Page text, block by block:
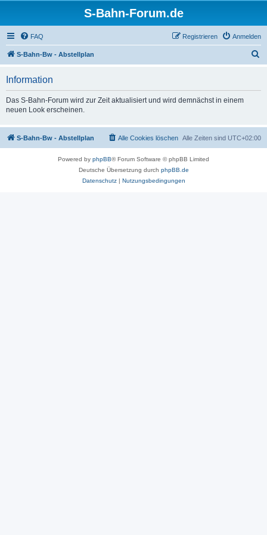
S-Bahn-Forum.de
FAQ Anmelden
Registrieren
S-Bahn-Bw - Abstellplan
Information
Das S-Bahn-Forum wird zur Zeit aktualisiert und wird demnächst in einem
neuen Look erscheinen.
S-Bahn-Bw - Abstellplan Alle Zeiten sind UTC+02:00
Alle Cookies löschen
Powered by phpBB® Forum Software © phpBB Limited
Deutsche Übersetzung durch phpBB.de
Datenschutz| Nutzungsbedingungen